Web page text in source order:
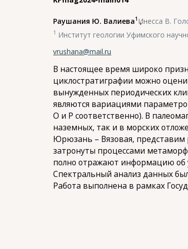
Раушания Ю. Валиева1 ,
Инесса В.
1 Институт геологии Уфимского
vrushana@mail.ru
В настоящее время широко
циклостратиграфии можно
вынужденных периодических
являются вариациями
O и P соответственно). В
наземных, так и в морских
Юрюзань – Вязовая, представим
затронуты процессами
полно отражают информацию об
Спектральный анализ данных
Работа выполнена в рамках